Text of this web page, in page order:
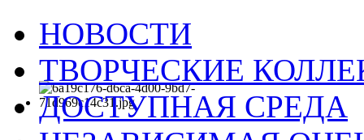
НОВОСТИ
ТВОРЧЕСКИЕ
ДОСТУПНАЯ СРЕДА